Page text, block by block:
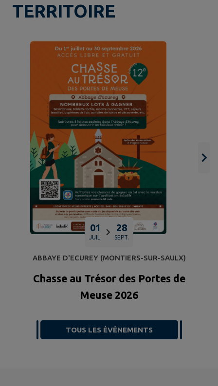
TERRITOIRE
01
JUIL.
28
SEPT.
ABBAYE D'ECUREY (MONTIERS-SUR-SAULX)
Chasse au Trésor des Portes de
Meuse 2026
TOUS LES ÉVÉNEMENTS